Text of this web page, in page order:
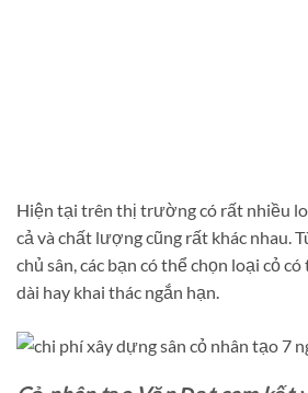
Hiện tại trên thị trường có rất nhiều
cả và chất lượng cũng rất khác nhau.
chủ sân, các bạn có thể chọn loại cỏ
dài hay khai thác ngắn hạn.